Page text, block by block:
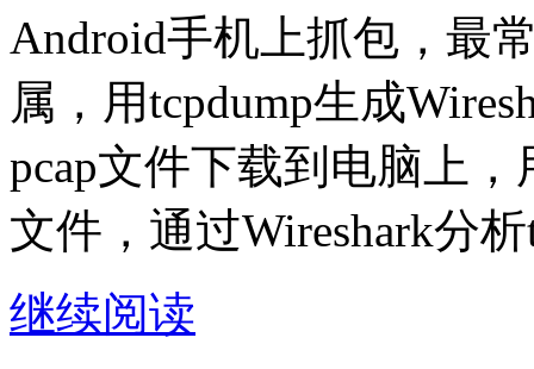
Android手机上抓包，最
属，用tcpdump生成
pcap文件下载到电脑上，
文件，通过Wireshark分
继续阅读